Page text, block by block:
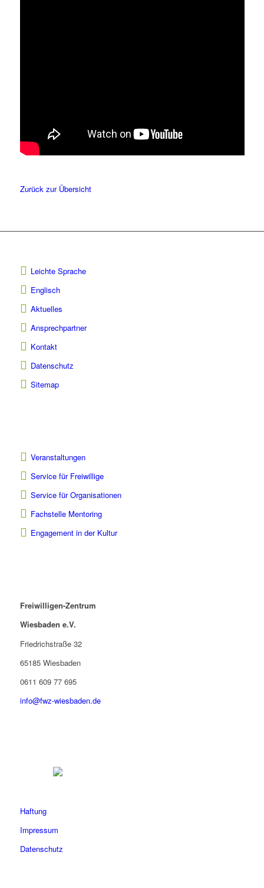
Zurück zur Übersicht
Leichte Sprache
Englisch
Aktuelles
Ansprechpartner
Kontakt
Datenschutz
Sitemap
Veranstaltungen
Service für Freiwillige
Service für Organisationen
Fachstelle Mentoring
Engagement in der Kultur
Freiwilligen-Zentrum
Wiesbaden e.V.
Friedrichstraße 32
65185 Wiesbaden
0611 609 77 695
info@fwz-wiesbaden.de
Haftung
Impressum
Datenschutz